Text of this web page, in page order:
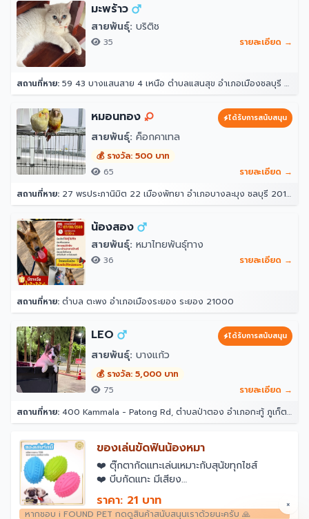
มะพร้าว
สายพันธุ์: บริติช
35 รายละเอียด →
สถานที่หาย: 59 43 บางแสนสาย 4 เหนือ ตำบลแสนสุข อำเภอเมืองชลบุรี ชลบุรี 20130
หมอนทอง ได้รับการสนับสนุน
สายพันธุ์: ค็อกคาเทล
💰 รางวัล: 500 บาท
65
รายละเอียด →
สถานที่หาย: 27 พรประภานิมิต 22 เมืองพัทยา อำเภอบางละมุง ชลบุรี 20150
น้องสอง
สายพันธุ์: หมาไทยพันธุ์ทาง
36 รายละเอียด →
สถานที่หาย: ตำบล ตะพง อำเภอเมืองระยอง ระยอง 21000
LEO ได้รับการสนับสนุน
สายพันธุ์: บางแก้ว
💰 รางวัล: 5,000 บาท
75
รายละเอียด →
สถานที่หาย: 400 Kammala - Patong Rd, ตำบลป่าตอง อำเภอกะทู้ ภูเก็ต 83150 โรงแรมอินโดจีนรีสอร์ท - ตาลิมารีสอร์ท
ของเล่นขัดฟันน้องหมา
❤️️ ตุ๊กตากัดแทะเล่นเหมาะกับสุนัขทุกไซส์
❤️️ บีบกัดแทะ มีเสียง
…………………………………
✨ วัสดุที่ใช้ในการผลิตสินค้า ✨
ราคา: 21 บาท
หากชอบ i FOUND PET กดดูสินค้าสนับสนุนเราด้วยนะครับ 🙏
×